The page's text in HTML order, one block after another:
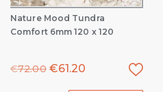
Nature Mood Tundra
Comfort 6mm 120 x 120
€72.00 €61.20